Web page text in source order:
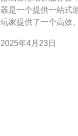
器是一个提供一站式
玩家提供了一个高效
下特点： 高效稳定：服务器采用先进的硬件设备和优化的
2025年4月23日